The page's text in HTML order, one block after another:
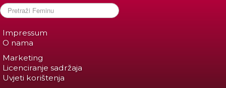
Impressum
O nama
Marketing
Licenciranje sadržaja
Uvjeti korištenja